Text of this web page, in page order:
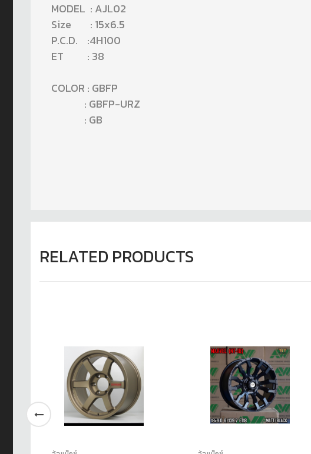
MODEL : AJL02
Size : 15x6.5
P.C.D. :4H100
ET : 38
COLOR : GBFP
: GBFP-URZ
: GB
RELATED PRODUCTS